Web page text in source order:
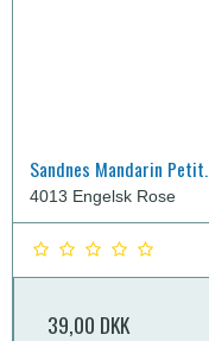
Sandnes Mandarin Petit.
4013 Engelsk Rose
39,00 DKK